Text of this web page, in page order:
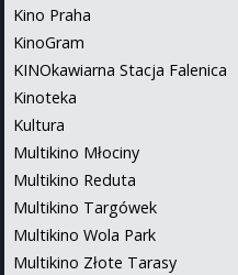
Kino Praha
KinoGram
KINOkawiarna Stacja Falenica
Kinoteka
Kultura
Multikino Młociny
Multikino Reduta
Multikino Targówek
Multikino Wola Park
Multikino Złote Tarasy